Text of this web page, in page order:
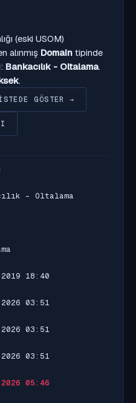
(eski USOM)
alınmış Domain tipinde
Bankacılık - Oltalama.
.
GÖSTER →
- Oltalama
18:40
03:51
03:51
03:51
05:46